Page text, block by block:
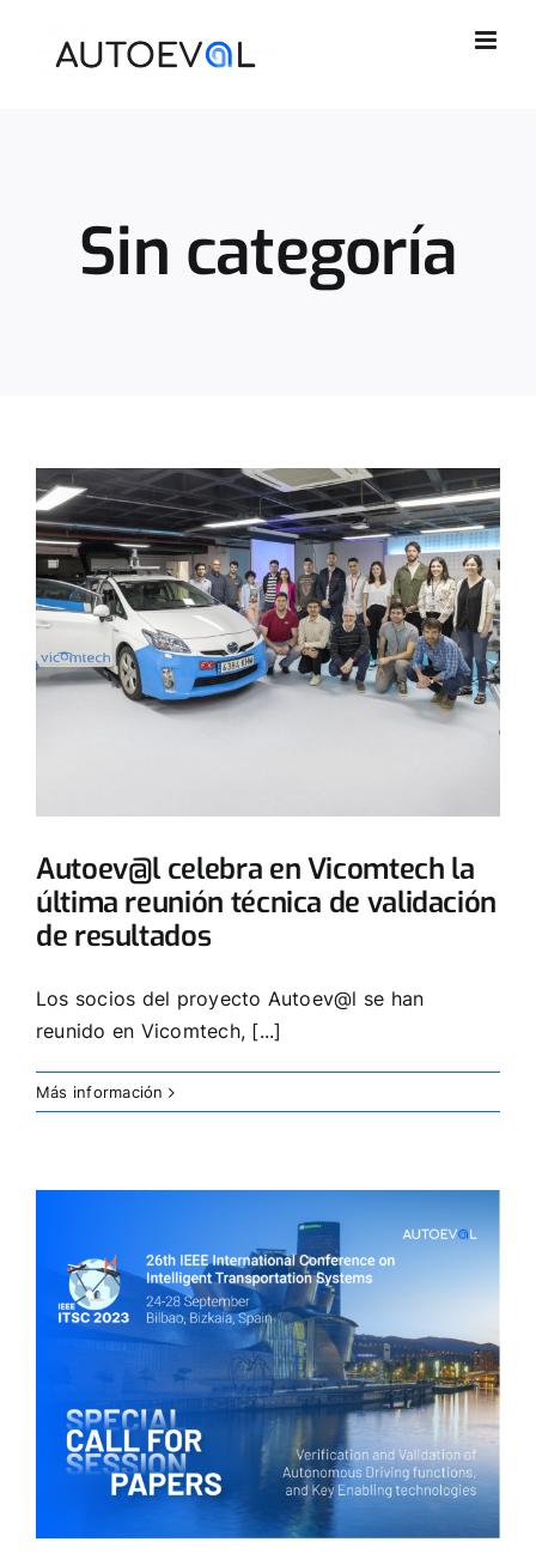
Sin categoría
Autoev@l celebra en Vicomtech la
última reunión técnica de validación
de resultados
Los socios del proyecto Autoev@l se han
reunido en Vicomtech, [...]
Más información